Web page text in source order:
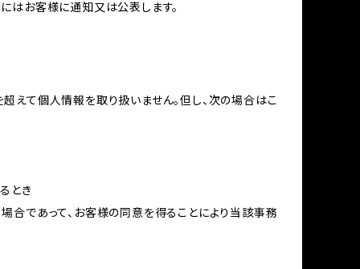
はお客様に通知又は公表します。
えて個人情報を取り扱いません。但し、次の場合はこ
とき
であって、お客様の同意を得ることにより当該事務